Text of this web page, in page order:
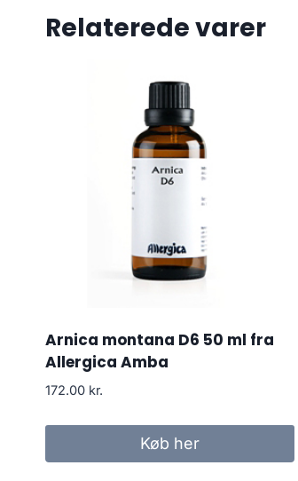
Relaterede varer
Arnica montana D6 50 ml fra
Allergica Amba
172.00 kr.
Køb her